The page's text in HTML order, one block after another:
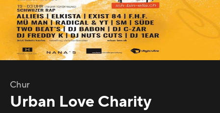
Chur
Urban Love Charity